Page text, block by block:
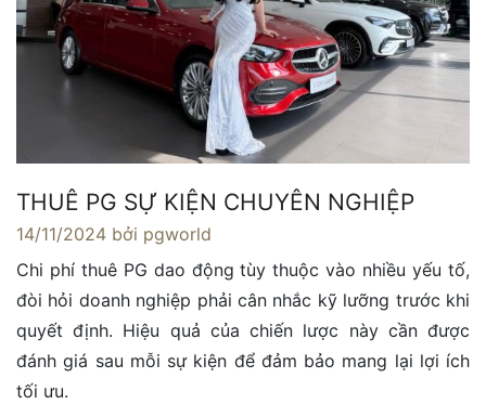
THUÊ PG SỰ KIỆN CHUYÊN NGHIỆP
14/11/2024 bởi pgworld
Chi phí thuê PG dao động tùy thuộc vào nhiều yếu tố,
đòi hỏi doanh nghiệp phải cân nhắc kỹ lưỡng trước khi
quyết định. Hiệu quả của chiến lược này cần được
đánh giá sau mỗi sự kiện để đảm bảo mang lại lợi ích
tối ưu.